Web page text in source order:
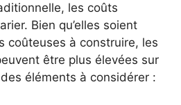
les coûts
Bien qu’elles soient
coûteuses à construire, les
être plus élevées sur
éléments à considérer :